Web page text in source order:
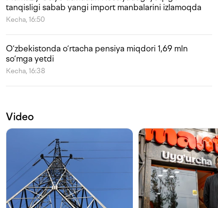
tanqisligi sabab yangi import manbalarini izlamoqda
Kecha, 16:50
O‘zbekistonda o‘rtacha pensiya miqdori 1,69 mln
so‘mga yetdi
Kecha, 16:38
Video